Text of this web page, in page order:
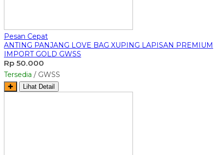
Pesan Cepat
ANTING PANJANG LOVE BAG XUPING LAPISAN PREMIUM
IMPORT GOLD GWSS
Rp 50.000
Tersedia / GWSS
✚ Lihat Detail